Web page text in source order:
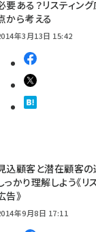
要ある？リスティン
から考える
年3月13日 15:42
込顧客と潜在顧客の
っかり理解しよう《リ
告》
年9月8日 17:11